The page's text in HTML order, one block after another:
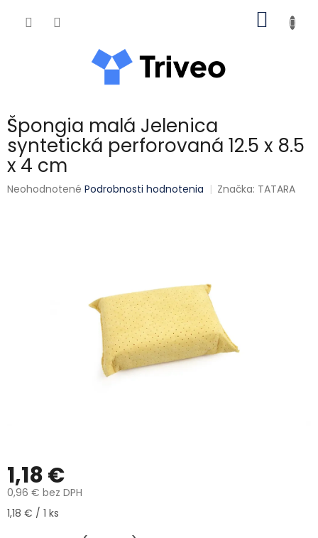
Špongia malá Jelenica
syntetická perforovaná 12.5 x 8.5
x 4 cm
Priemerné hodnotenie produktu je 0,0 z 5 hviezdičiek.
Neohodnotené Podrobnosti hodnotenia Značka: TATARA
1,18 €
0,96 € bez DPH
Jednotková cena:
1,18 € / 1 ks